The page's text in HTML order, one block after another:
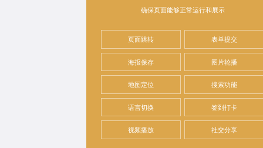
确保页面能够正常运行和展示
页面跳转 表单提交
海报保存 图片轮播
地图定位 搜索功能
语言切换 签到打卡
视频播放 社交分享